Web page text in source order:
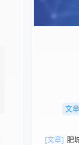
文章
[文章] 肥